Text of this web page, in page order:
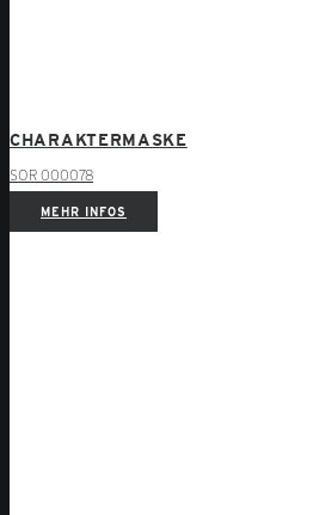
CHARAKTERMASKE
SOR 000078
MEHR INFOS